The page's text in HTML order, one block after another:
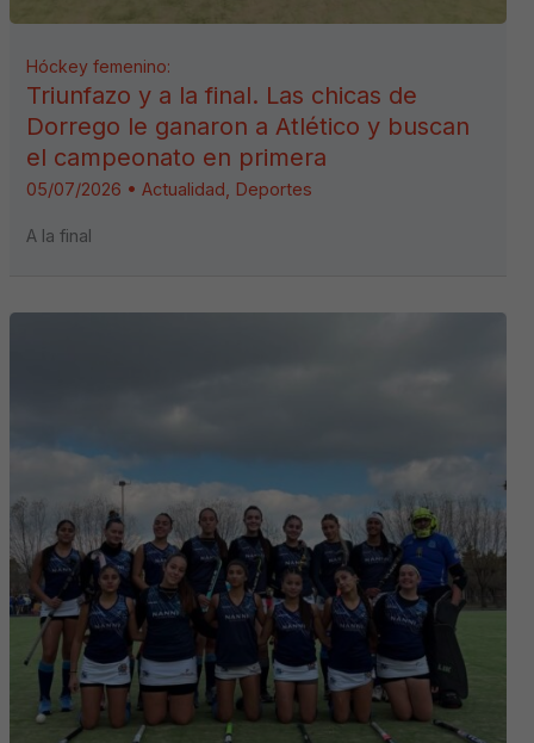
Hóckey femenino:
Triunfazo y a la final. Las chicas de
Dorrego le ganaron a Atlético y buscan
el campeonato en primera
05/07/2026 •Actualidad, Deportes
A la final